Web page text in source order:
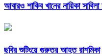
আবারও শাকিব খানের নায়িকা
ছবির শুটিংয়ে গুরুতর আহত রাশমিকা